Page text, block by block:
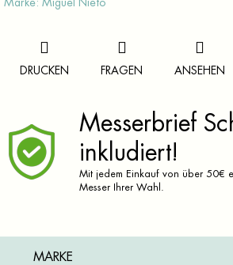
Marke: Miguel Nieto
DRUCKEN FRAGEN ANSEHEN
Messerbrief
inkludiert!
Mit jedem Einkauf von über 50€
Messer Ihrer Wahl.
MARKE